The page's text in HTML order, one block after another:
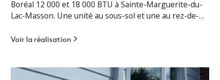
Boréal 12 000 et 18 000 BTU à Sainte-Marguerite-du-
Lac-Masson. Une unité au sous-sol et une au rez-de-
Voir la réalisation